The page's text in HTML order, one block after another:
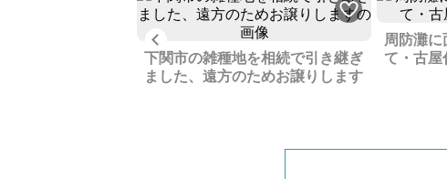
下関市の雑種地を相続で引き継ぎ
ました、遠方のためお譲りします
周防灘
て・古屋